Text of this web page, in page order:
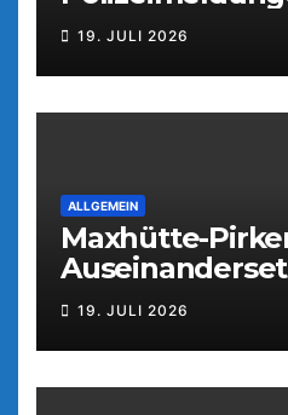
Weiden
19. JULI 2026
ALLGEMEIN
Maxhütte-
Parkfest
19. JULI 2026